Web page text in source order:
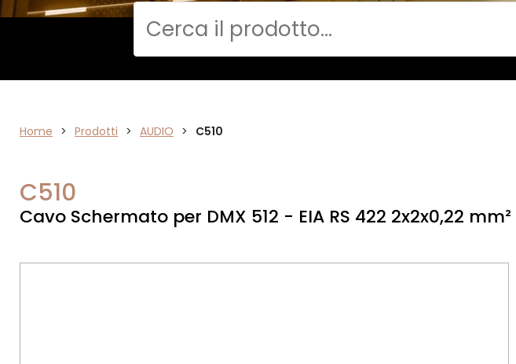
DATA
Cerca
Home > Prodotti > AUDIO > C510
C510
Cavo Schermato per DMX 512 - EIA RS 422 2x2x0,22 mm²